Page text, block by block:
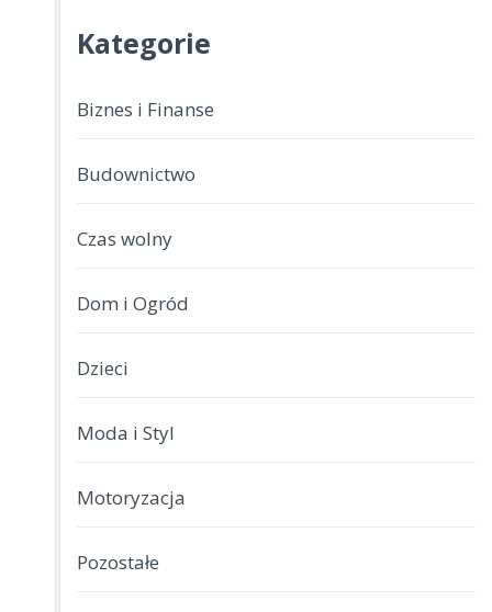
Kategorie
Biznes i Finanse
Budownictwo
Czas wolny
Dom i Ogród
Dzieci
Moda i Styl
Motoryzacja
Pozostałe